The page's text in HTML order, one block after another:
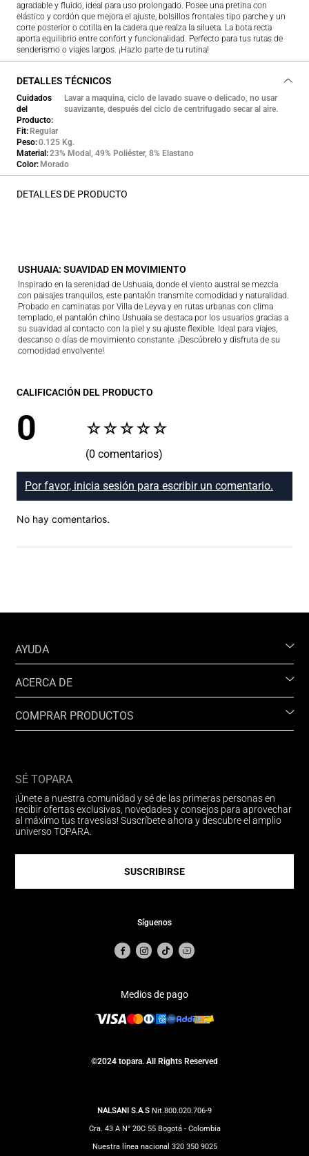
agradable y fluido, ideal para uso prolongado. Posee una pretina con
elástico y cordón que mejora el ajuste, bolsillos frontales tipo parche y un
corte posterior o cotilla en la cadera que realza la silueta. La bota recta
aporta equilibrio entre confort y funcionalidad. Perfecto para tus rutas de
senderismo o viajes largos. ¡Hazlo parte de tu rutina!
DETALLES TÉCNICOS
Cuidados
del
Producto
Lavar a maquina, ciclo de lavado suave o delicado, no usar
suavizante, después del ciclo de centrifugado secar al aire.
Fit Regular
Peso 0.125 Kg.
Material 23% Modal, 49% Poliéster, 8% Elastano
Color Morado
DETALLES DE PRODUCTO
USHUAIA: SUAVIDAD EN MOVIMIENTO
Inspirado en la serenidad de Ushuaia, donde el viento austral se mezcla
con paisajes tranquilos, este pantalón transmite comodidad y naturalidad.
Probado en caminatas por Villa de Leyva y en rutas urbanas con clima
templado, el pantalón chino Ushuaia se destaca por los usuarios gracias a
su suavidad al contacto con la piel y su ajuste flexible. Ideal para viajes,
descanso o días de movimiento constante. ¡Descúbrelo y disfruta de su
comodidad envolvente!
CALIFICACIÓN DEL PRODUCTO
☆☆☆☆☆
0
(0 comentarios)
Por favor, inicia sesión para escribir un comentario.
No hay comentarios.
AYUDA
ACERCA DE
COMPRAR PRODUCTOS
SÉ TOPARA
¡Únete a nuestra comunidad y sé de las primeras personas en
recibir ofertas exclusivas, novedades y consejos para aprovechar
al máximo tus travesías! Suscríbete ahora y descubre el amplio
universo TOPARA.
SUSCRIBIRSE
Síguenos
Medios de pago
©2024 topara. All Rights Reserved
NALSANI S.A.S Nit.800.020.706-9
Cra. 43 A N° 20C 55 Bogotá - Colombia
Nuestra línea nacional 320 350 9025